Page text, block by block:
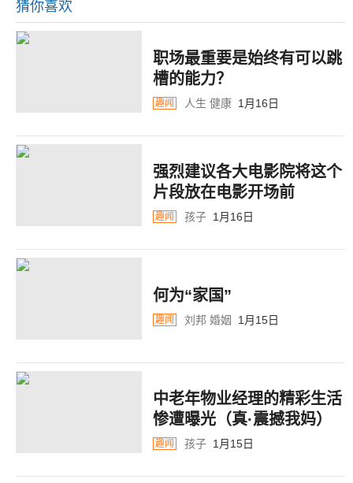
猜你喜欢
职场最重要是始终有可以跳
槽的能力？
趣闻 人生 健康 1月16日
强烈建议各大电影院将这个
片段放在电影开场前
趣闻 孩子 1月16日
何为“家国”
趣闻 刘邦 婚姻 1月15日
中老年物业经理的精彩生活
惨遭曝光（真·震撼我妈）
趣闻 孩子 1月15日